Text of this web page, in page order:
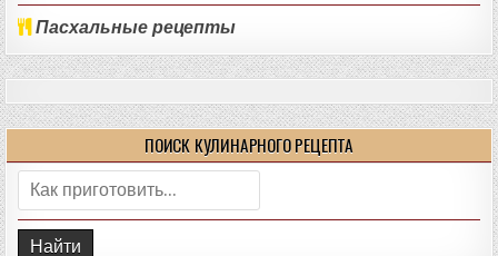
Пасхальные рецепты
ПОИСК КУЛИНАРНОГО РЕЦЕПТА
Поиск: